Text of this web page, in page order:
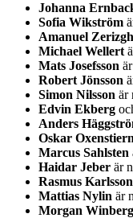
Johanna
Sofia Wikström
Amanuel
Michael Wellert
Mats Josefsson
Robert Jönsson
Simon Nilsson är
Edvin Ekberg
Anders
Oskar
Marcus Sahlsten
Haidar Jeber är
Rasmus Karlsson
Mattias Nylin är
Morgan Winberg